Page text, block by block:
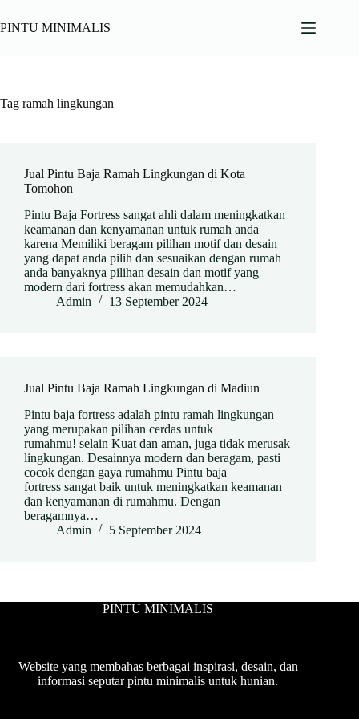
to
content
PINTU MINIMALIS
Tag ramah lingkungan
Jual Pintu Baja Ramah Lingkungan di Kota
Tomohon
Pintu Baja Fortress sangat ahli dalam meningkatkan
keamanan dan kenyamanan untuk rumah anda
karena Memiliki beragam pilihan motif dan desain
yang dapat anda pilih dan sesuaikan dengan rumah
anda banyaknya pilihan desain dan motif yang
modern dari fortress akan memudahkan…
Admin
13 September 2024
Jual Pintu Baja Ramah Lingkungan di Madiun
Pintu baja fortress adalah pintu ramah lingkungan
yang merupakan pilihan cerdas untuk
rumahmu! selain Kuat dan aman, juga tidak merusak
lingkungan. Desainnya modern dan beragam, pasti
cocok dengan gaya rumahmu Pintu baja
fortress sangat baik untuk meningkatkan keamanan
dan kenyamanan di rumahmu. Dengan
beragamnya…
Admin
5 September 2024
PINTU MINIMALIS
Website yang membahas berbagai inspirasi, desain, dan
informasi seputar pintu minimalis untuk hunian.